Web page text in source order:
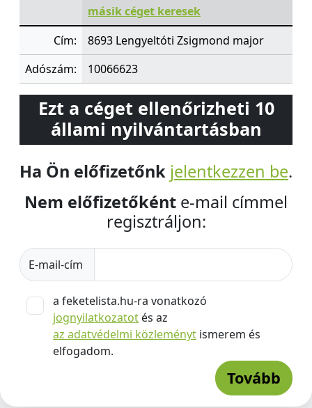
másik céget keresek
Cím:
8693 Lengyeltóti Zsigmond major
Adószám:
10066623
Ezt a céget ellenőrizheti 10
állami nyilvántartásban
Ha Ön előfizetőnk jelentkezzen be.
Nem előfizetőként e-mail címmel
regisztráljon:
E-mail-cím
a feketelista.hu-ra vonatkozó
jognyilatkozatot és az
az adatvédelmi közleményt ismerem és
elfogadom.
Tovább